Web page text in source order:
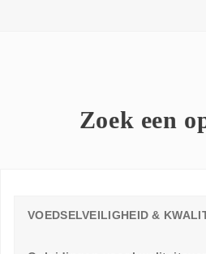
NODIG
Zoek een
VOEDSELVEILIGHEID &